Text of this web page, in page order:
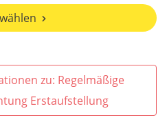
zu: Regelmäßige
Erstaufstellung